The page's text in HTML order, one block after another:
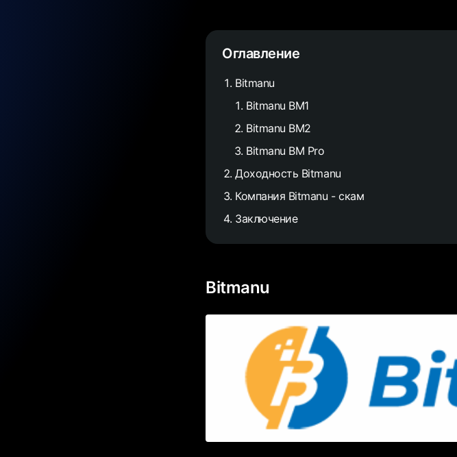
Оглавление
Bitmanu
Bitmanu BM1
Bitmanu BM2
Bitmanu BM Pro
Доходность Bitmanu
Компания Bitmanu - скам
Заключение
Bitmanu